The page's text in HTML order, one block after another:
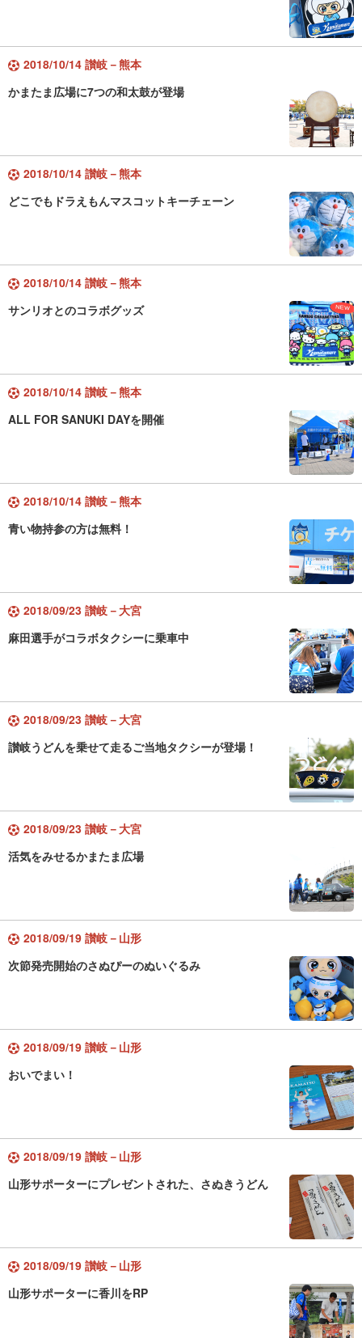
2018/10/14 讃岐－熊本
かまたま広場に7つの和太鼓が登場
2018/10/14 讃岐－熊本
どこでもドラえもんマスコットキーチェーン
2018/10/14 讃岐－熊本
サンリオとのコラボグッズ
2018/10/14 讃岐－熊本
ALL FOR SANUKI DAYを開催
2018/10/14 讃岐－熊本
青い物持参の方は無料！
2018/09/23 讃岐－大宮
麻田選手がコラボタクシーに乗車中
2018/09/23 讃岐－大宮
讃岐うどんを乗せて走るご当地タクシーが登場！
2018/09/23 讃岐－大宮
活気をみせるかまたま広場
2018/09/19 讃岐－山形
次節発売開始のさぬぴーのぬいぐるみ
2018/09/19 讃岐－山形
おいでまい！
2018/09/19 讃岐－山形
山形サポーターにプレゼントされた、さぬきうどん
2018/09/19 讃岐－山形
山形サポーターに香川をRP